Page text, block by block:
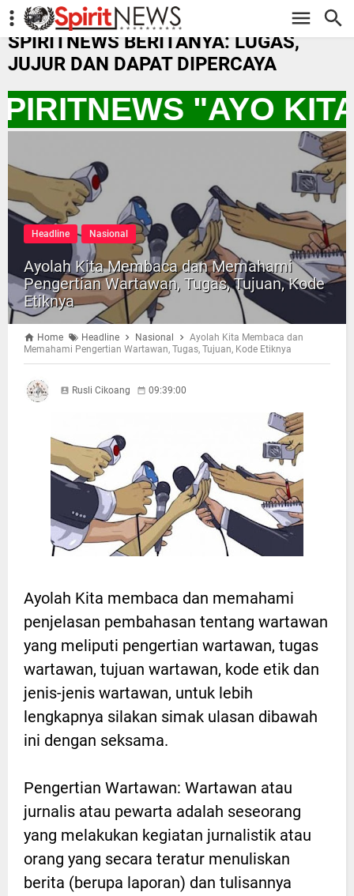
-->
SPIRITNEWS BERITANYA: LUGAS,
JUJUR DAN DAPAT DIPERCAYA
"AYO KITA
Headline Nasional
Ayolah Kita Membaca dan Memahami
Pengertian Wartawan, Tugas, Tujuan, Kode
Etiknya
Home Headline Nasional
Ayolah Kita Membaca dan
Memahami Pengertian Wartawan, Tugas, Tujuan, Kode Etiknya
Rusli Cikoang 09:39:00
Ayolah Kita membaca dan memahami
penjelasan pembahasan tentang wartawan
yang meliputi pengertian wartawan, tugas
wartawan, tujuan wartawan, kode etik dan
jenis-jenis wartawan, untuk lebih
lengkapnya silakan simak ulasan dibawah
ini dengan seksama.
Pengertian Wartawan: Wartawan atau
jurnalis atau pewarta adalah seseorang
yang melakukan kegiatan jurnalistik atau
orang yang secara teratur menuliskan
berita (berupa laporan) dan tulisannya